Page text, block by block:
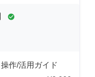
check_circle
作/活用ガイド